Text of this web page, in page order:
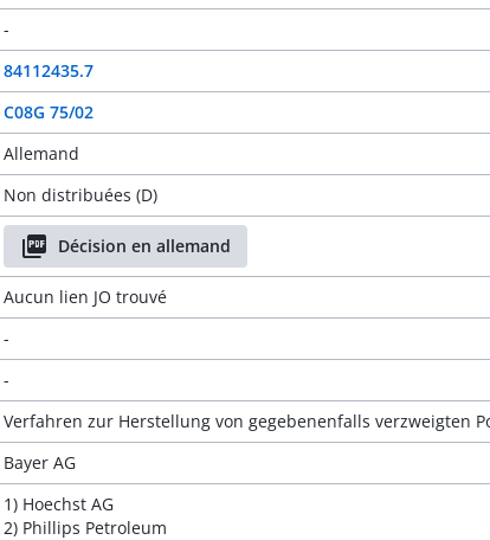
-
84112435.7
C08G 75/02
Allemand
Non distribuées (D)
Décision en allemand
Aucun lien JO trouvé
-
-
Verfahren zur Herstellung von gegebenenfalls verzweigten
Bayer AG
1) Hoechst AG
2) Phillips Petroleum